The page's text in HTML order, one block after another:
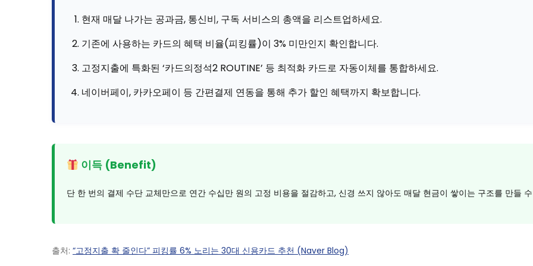
현재 매달 나가는 공과금, 통신비, 구독 서비스의 총액을 리스트업하세요.
기존에 사용하는 카드의 혜택 비율(피킹률)이 3% 미만인지 확인합니다.
고정지출에 특화된 ‘카드의정석2 ROUTINE’ 등 최적화 카드로 자동이체를 통합하세요.
네이버페이, 카카오페이 등 간편결제 연동을 통해 추가 할인 혜택까지 확보합니다.
이득 (Benefit)
단 한 번의 결제 수단 교체만으로 연간 수십만 원의 고정 비용을 절감하고, 신경 쓰지 않아도 매달 현금이 쌓이는 구조를 만들
출처: “고정지출 확 줄인다” 피킹률 6% 노리는 30대 신용카드 추천 (Naver Blog)